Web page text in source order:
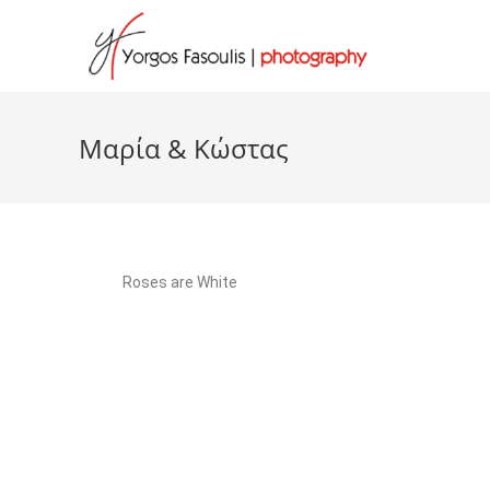
Μαρία & Κώστας
Roses are White